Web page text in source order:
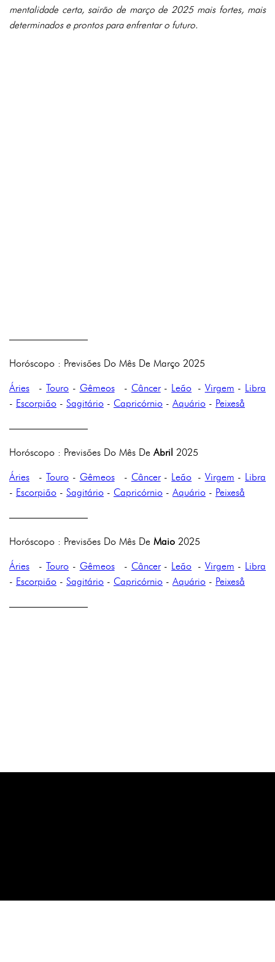
mentalidade certa, sairão de março de 2025 mais fortes, mais
determinados e prontos para enfrentar o futuro.
————————
Horóscopo : Previsões Do Mês De Março 2025
Áries -Touro - Gêmeos- Câncer- Leão - Virgem - Libra
- Escorpião - Sagitário - Capricórnio - Aquário - Peixeså
————————
Horóscopo : Previsões Do Mês DeAbril 2025
Áries -Touro - Gêmeos- Câncer- Leão - Virgem - Libra
- Escorpião - Sagitário - Capricórnio - Aquário - Peixeså
————————
Horóscopo : Previsões Do Mês De Maio 2025
Áries -Touro - Gêmeos- Câncer- Leão - Virgem - Libra
- Escorpião - Sagitário - Capricórnio - Aquário - Peixeså
————————